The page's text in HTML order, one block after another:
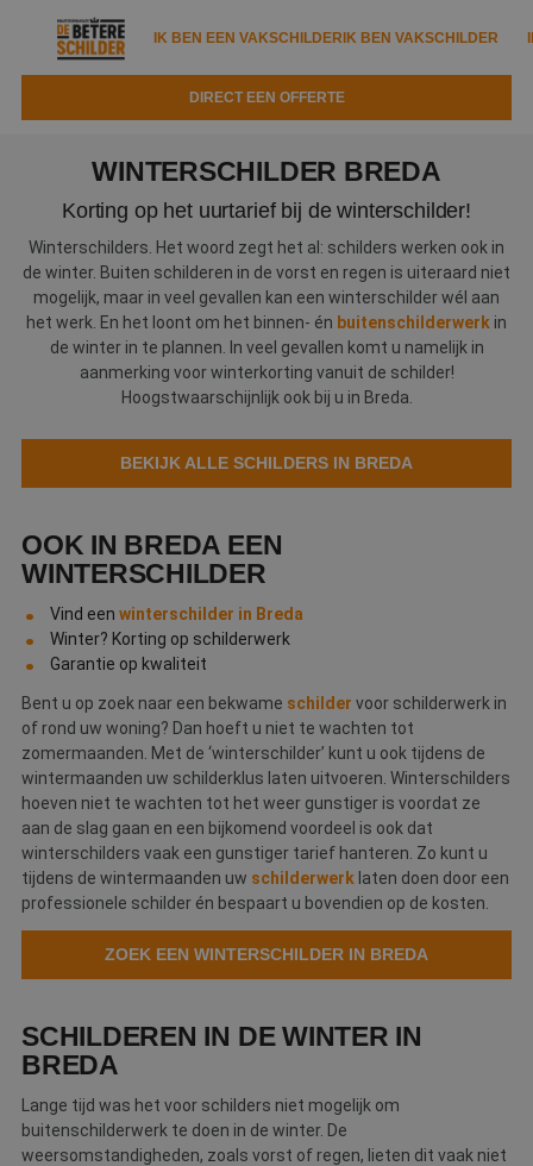
IK BEN EEN VAKSCHILDERIK BEN VAKSCHILDER
DIRECT EEN OFFERTE
Tools
Kennisbank
Trainingen
Zoeken naar een schilder
Tips
Garantie
Waarom de betere schilder?
DIRECT EEN OFFERTE
Over ons
Webshop
Contact
Magazines
WINTERSCHILDER BREDA
Korting op het uurtarief bij de winterschilder!
Winterschilders. Het woord zegt het al: schilders werken ook in
de winter. Buiten schilderen in de vorst en regen is uiteraard niet
mogelijk, maar in veel gevallen kan een winterschilder wél aan
het werk. En het loont om het binnen- én buitenschilderwerk in
de winter in te plannen. In veel gevallen komt u namelijk in
aanmerking voor winterkorting vanuit de schilder!
Hoogstwaarschijnlijk ook bij u in Breda.
BEKIJK ALLE SCHILDERS IN BREDA
OOK IN BREDA EEN
WINTERSCHILDER
Vind een winterschilder in Breda
Winter? Korting op schilderwerk
Garantie op kwaliteit
Bent u op zoek naar een bekwame schilder voor schilderwerk in
of rond uw woning? Dan hoeft u niet te wachten tot
zomermaanden. Met de ‘winterschilder’ kunt u ook tijdens de
wintermaanden uw schilderklus laten uitvoeren. Winterschilders
hoeven niet te wachten tot het weer gunstiger is voordat ze
aan de slag gaan en een bijkomend voordeel is ook dat
winterschilders vaak een gunstiger tarief hanteren. Zo kunt u
tijdens de wintermaanden uw schilderwerk laten doen door een
professionele schilder én bespaart u bovendien op de kosten.
ZOEK EEN WINTERSCHILDER IN BREDA
SCHILDEREN IN DE WINTER IN
BREDA
Lange tijd was het voor schilders niet mogelijk om
buitenschilderwerk te doen in de winter. De
weersomstandigheden, zoals vorst of regen, lieten dit vaak niet